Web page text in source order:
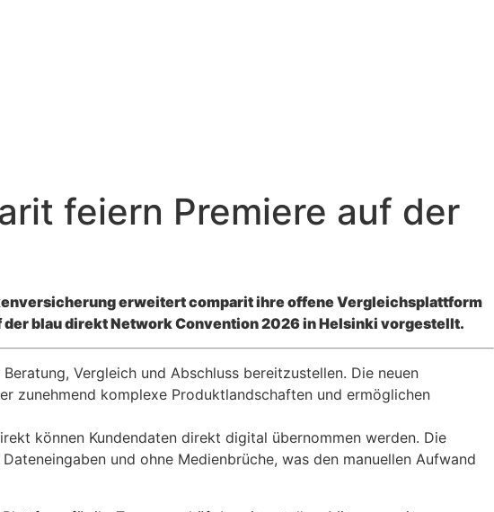
feiern Premiere auf der
erweitert comparit ihre offene Vergleichsplattform
blau direkt Network Convention 2026 in Helsinki vorgestellt.
Vergleich und Abschluss bereitzustellen. Die neuen
zunehmend komplexe Produktlandschaften und ermöglichen
können Kundendaten direkt digital übernommen werden. Die
und ohne Medienbrüche, was den manuellen Aufwand